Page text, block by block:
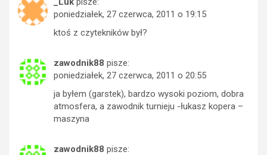
poniedziałek, 27 czerwca, 2011 o 19:15
ktoś z czytekników był?
zawodnik88 pisze:
poniedziałek, 27 czerwca, 2011 o 20:55
ja byłem (garstek), bardzo wysoki poziom, dobra
atmosfera, a zawodnik turnieju -łukasz kopera –
maszyna
zawodnik88 pisze: